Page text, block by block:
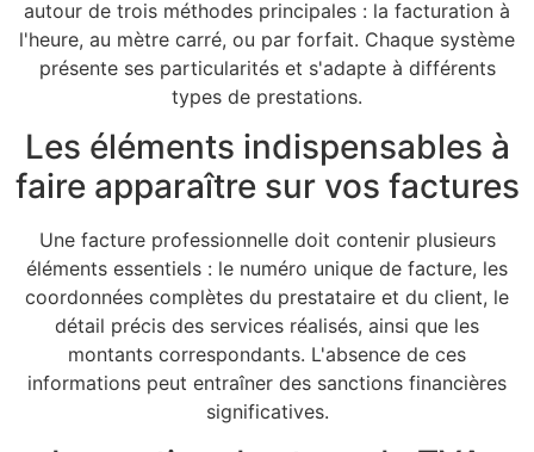
autour de trois méthodes principales : la facturation à
l'heure, au mètre carré, ou par forfait. Chaque système
présente ses particularités et s'adapte à différents
types de prestations.
Les éléments indispensables à
faire apparaître sur vos factures
Une facture professionnelle doit contenir plusieurs
éléments essentiels : le numéro unique de facture, les
coordonnées complètes du prestataire et du client, le
détail précis des services réalisés, ainsi que les
montants correspondants. L'absence de ces
informations peut entraîner des sanctions financières
significatives.